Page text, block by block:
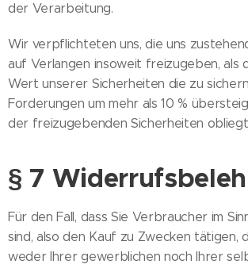
der Verarbeitung.
Wir verpflichteten uns, die uns
auf Verlangen insoweit freizugeben, als
Wert unserer Sicherheiten die zu
Forderungen um mehr als 10 %
der freizugebenden Sicherheiten obliegt
§ 7
Für den Fall, dass Sie Verbraucher im
sind, also den Kauf zu Zwecken tätigen,
weder Ihrer gewerblichen noch Ihrer